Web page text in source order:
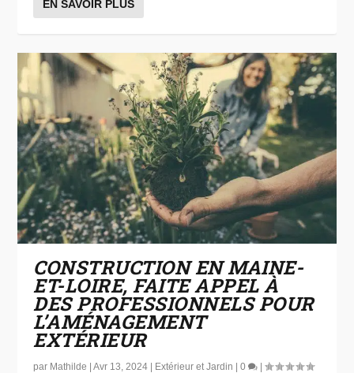
EN SAVOIR PLUS
CONSTRUCTION EN MAINE-
ET-LOIRE, FAITE APPEL À
DES PROFESSIONNELS POUR
L’AMÉNAGEMENT
EXTÉRIEUR
par Mathilde |Avr 13, 2024 | Extérieur et Jardin |0 |